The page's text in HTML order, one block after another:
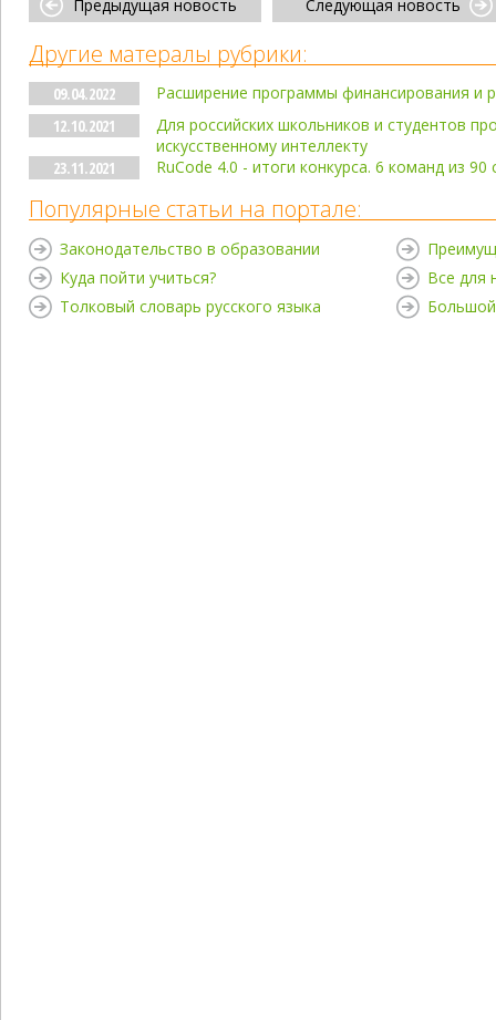
Предыдущая новость Следующая новость
Другие матералы рубрики:
09.04.2022
Расширение программы финансирования и
12.10.2021
Для российских школьников и студентов
искусственному интеллекту
23.11.2021
RuCode 4.0 - итоги конкурса. 6 команд из
Популярные статьи на портале:
Законодательство в образовании
Куда пойти учиться?
Толковый словарь русского языка
Все для
Большой